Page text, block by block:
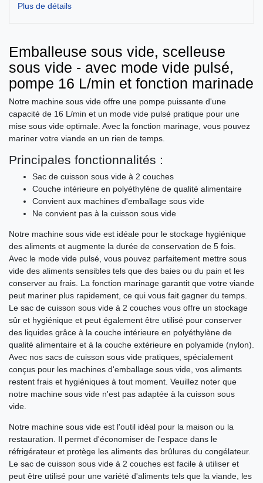
Plus de détails
Emballeuse sous vide, scelleuse
sous vide - avec mode vide pulsé,
pompe 16 L/min et fonction marinade
Notre machine sous vide offre une pompe puissante d'une
capacité de 16 L/min et un mode vide pulsé pratique pour une
mise sous vide optimale. Avec la fonction marinage, vous pouvez
mariner votre viande en un rien de temps.
Principales fonctionnalités :
Sac de cuisson sous vide à 2 couches
Couche intérieure en polyéthylène de qualité alimentaire
Convient aux machines d'emballage sous vide
Ne convient pas à la cuisson sous vide
Notre machine sous vide est idéale pour le stockage hygiénique
des aliments et augmente la durée de conservation de 5 fois.
Avec le mode vide pulsé, vous pouvez parfaitement mettre sous
vide des aliments sensibles tels que des baies ou du pain et les
conserver au frais. La fonction marinage garantit que votre viande
peut mariner plus rapidement, ce qui vous fait gagner du temps.
Le sac de cuisson sous vide à 2 couches vous offre un stockage
sûr et hygiénique et peut également être utilisé pour conserver
des liquides grâce à la couche intérieure en polyéthylène de
qualité alimentaire et à la couche extérieure en polyamide (nylon).
Avec nos sacs de cuisson sous vide pratiques, spécialement
conçus pour les machines d'emballage sous vide, vos aliments
restent frais et hygiéniques à tout moment. Veuillez noter que
notre machine sous vide n'est pas adaptée à la cuisson sous
vide.
Notre machine sous vide est l'outil idéal pour la maison ou la
restauration. Il permet d'économiser de l'espace dans le
réfrigérateur et protège les aliments des brûlures du congélateur.
Le sac de cuisson sous vide à 2 couches est facile à utiliser et
peut être utilisé pour une variété d'aliments tels que la viande, les